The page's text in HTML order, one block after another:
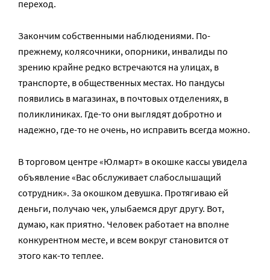
переход.
Закончим собственными наблюдениями. По-
прежнему, колясочники, опорники, инвалиды по
зрению крайне редко встречаются на улицах, в
транспорте, в общественных местах. Но пандусы
появились в магазинах, в почтовых отделениях, в
поликлиниках. Где-то они выглядят добротно и
надежно, где-то не очень, но исправить всегда можно.
В торговом центре «Юлмарт» в окошке кассы увидела
объявление «Вас обслуживает слабослышащий
сотрудник». За окошком девушка. Протягиваю ей
деньги, получаю чек, улыбаемся друг другу. Вот,
думаю, как приятно. Человек работает на вполне
конкурентном месте, и всем вокруг становится от
этого как-то теплее.